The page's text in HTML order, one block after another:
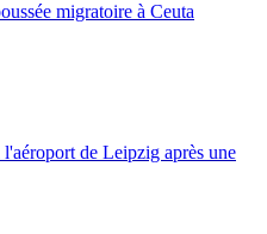
migratoire à Ceuta
de Leipzig après une